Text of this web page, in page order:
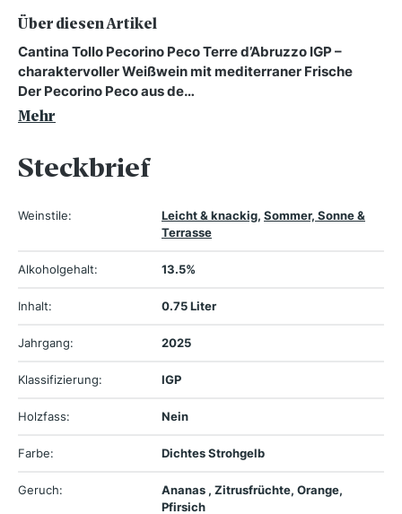
Über diesen Artikel
Cantina Tollo Pecorino Peco Terre d’Abruzzo IGP –
charaktervoller Weißwein mit mediterraner Frische
Der Pecorino Peco aus de…
Mehr
Steckbrief
Weinstile: Leicht & knackig, Sommer, Sonne &
Terrasse
Alkoholgehalt: 13.5%
Inhalt: 0.75 Liter
Jahrgang: 2025
Klassifizierung: IGP
Holzfass: Nein
Farbe: Dichtes Strohgelb
Geruch:
Ananas , Zitrusfrüchte, Orange,
Pfirsich